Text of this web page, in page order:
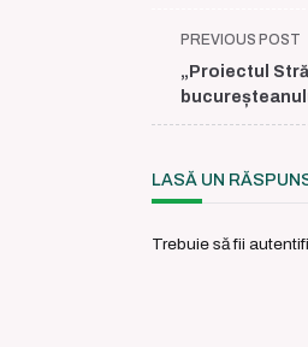
<span
class="nav-
subtitle
screen-
text">Page</
PREVIOUS POST
„Proiectul
LASĂ UN
Trebuie să fii